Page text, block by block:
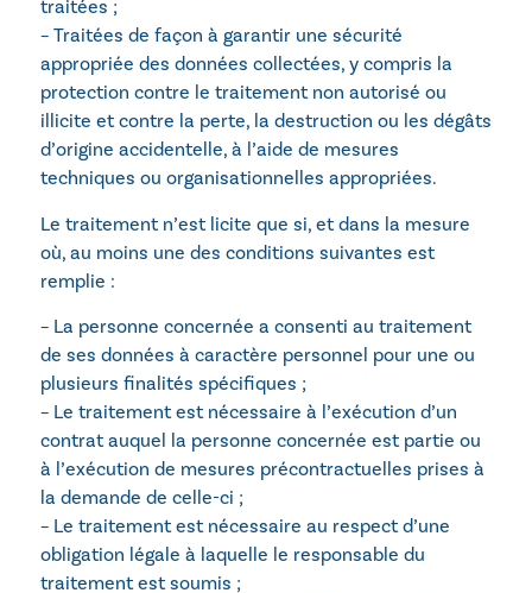
traitées ;
– Traitées de façon à garantir une sécurité
appropriée des données collectées, y compris la
protection contre le traitement non autorisé ou
illicite et contre la perte, la destruction ou les dégâts
d’origine accidentelle, à l’aide de mesures
techniques ou organisationnelles appropriées.
Le traitement n’est licite que si, et dans la mesure
où, au moins une des conditions suivantes est
remplie :
– La personne concernée a consenti au traitement
de ses données à caractère personnel pour une ou
plusieurs finalités spécifiques ;
– Le traitement est nécessaire à l’exécution d’un
contrat auquel la personne concernée est partie ou
à l’exécution de mesures précontractuelles prises à
la demande de celle-ci ;
– Le traitement est nécessaire au respect d’une
obligation légale à laquelle le responsable du
traitement est soumis ;